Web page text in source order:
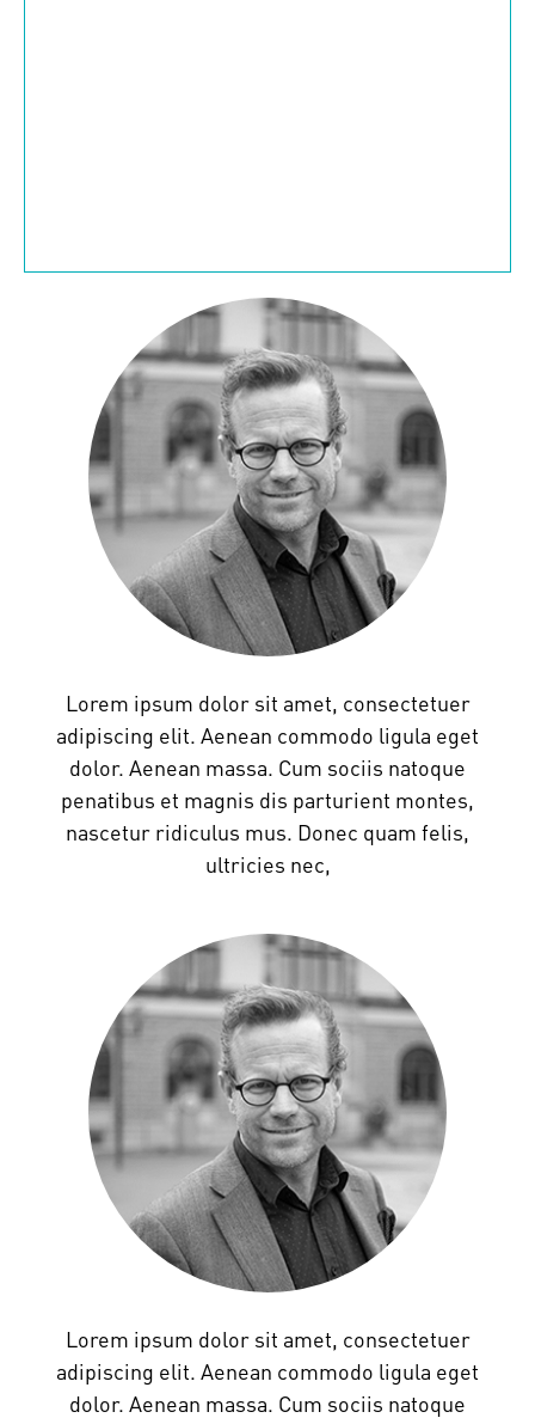
Lorem ipsum dolor sit amet, consectetuer
adipiscing elit. Aenean commodo ligula eget
dolor. Aenean massa. Cum sociis natoque
penatibus et magnis dis parturient montes,
nascetur ridiculus mus. Donec quam felis,
ultricies nec,
Lorem ipsum dolor sit amet, consectetuer
adipiscing elit. Aenean commodo ligula eget
dolor. Aenean massa. Cum sociis natoque